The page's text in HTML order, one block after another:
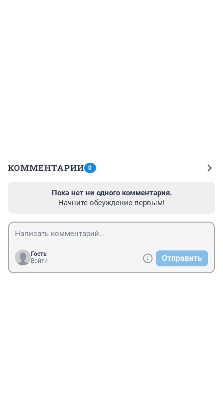
КОММЕНТАРИИ 0
Пока нет ни одного комментария.
Начните обсуждение первым!
Гость
Войти
Отправить